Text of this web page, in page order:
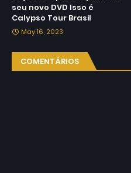
seu novo DVD Isso é
Calypso Tour Brasil
May 16, 2023
COMENTÁRIOS